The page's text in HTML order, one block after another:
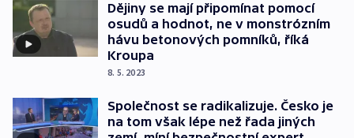
Dějiny se mají připomínat pomocí
osudů a hodnot, ne v monstrózním
hávu betonových pomníků, říká
Kroupa
8. 5. 2023
Společnost se radikalizuje. Česko je
na tom však lépe než řada jiných